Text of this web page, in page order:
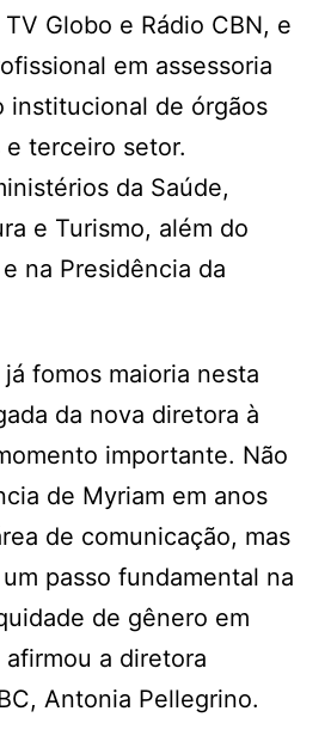
Globo e Rádio CBN, e
em assessoria
institucional de órgãos
terceiro setor.
da Saúde,
e Turismo, além do
na Presidência da
fomos maioria nesta
da nova diretora à
importante. Não
de Myriam em anos
de comunicação, mas
passo fundamental na
de gênero em
afirmou a diretora
Antonia Pellegrino.